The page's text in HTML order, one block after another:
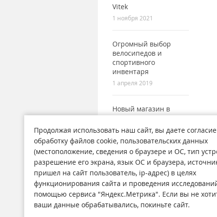
Vitek
1 ноября 2021
Огромный выбор
велосипедов и
спортивного
инвентаря
1 апреля 2019
Новый магазин в
городе Поронайск
7 сентября 2017
Магазины
О компании
Продолжая использовать наш сайт, вы даете
обработку файлов cookie, пользовательских данных
(местоположение, сведения о браузере и ОС, тип
разрешение его экрана, язык ОС и браузера,
пришел на сайт пользователь, ip-адрес) в целях
функционирования сайта и проведения
помощью сервиса "Яндекс.Метрика". Если вы не
ваши данные обрабатывались, покиньте сайт.